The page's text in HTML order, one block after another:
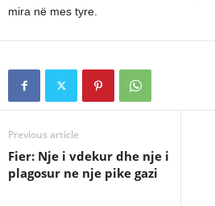
mira në mes tyre.
Previous article
Fier: Nje i vdekur dhe nje i
plagosur ne nje pike gazi